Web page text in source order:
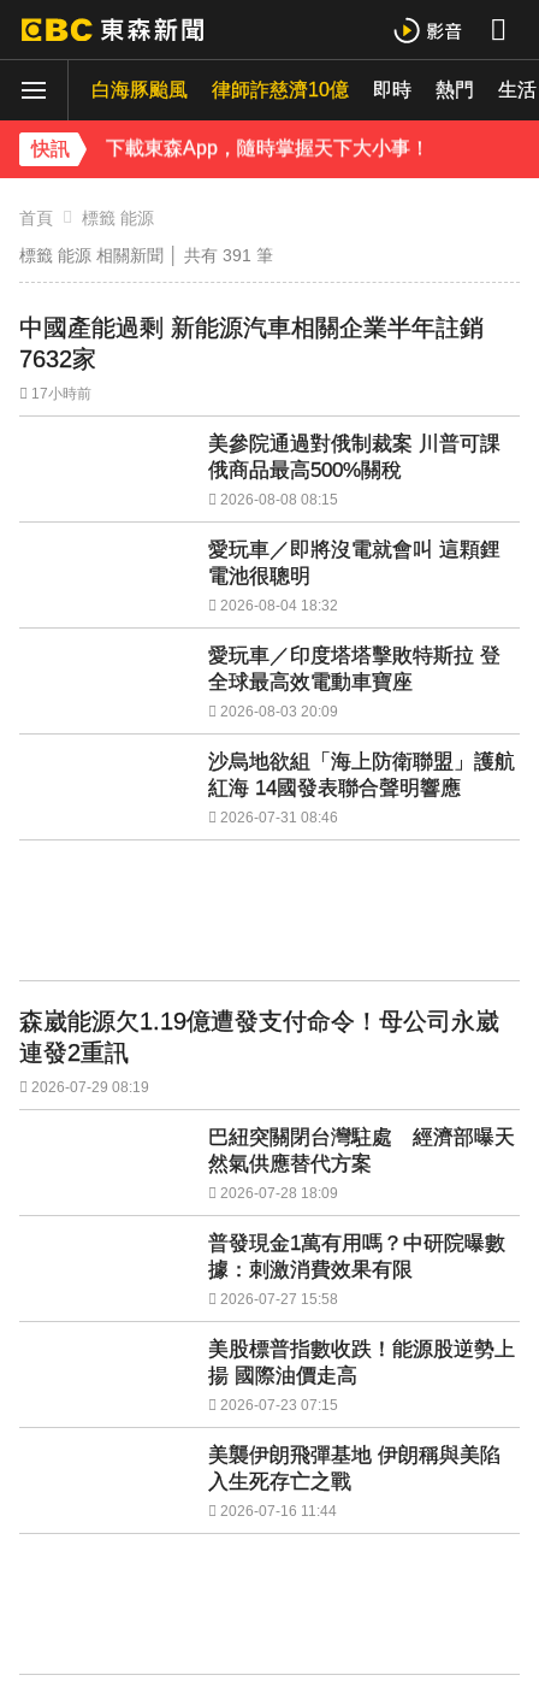
白海豚颱風 律師詐慈濟10億 即時 熱門 生活
快訊
下載東森App，隨時掌握天下大小事！
台玻夫人揭長子驟逝原因！兒媳譚以欣71字發聲反駁
下載東森App，隨時掌握天下大小事！
首頁
標籤 能源
標籤 能源 相關新聞 │ 共有 391 筆
中國產能過剩 新能源汽車相關企業半年註銷
7632家
17小時前
美參院通過對俄制裁案 川普可課
俄商品最高500%關稅
2026-08-08 08:15
愛玩車／即將沒電就會叫 這顆鋰
電池很聰明
2026-08-04 18:32
愛玩車／印度塔塔擊敗特斯拉 登
全球最高效電動車寶座
2026-08-03 20:09
沙烏地欲組「海上防衛聯盟」護航
紅海 14國發表聯合聲明響應
2026-07-31 08:46
森崴能源欠1.19億遭發支付命令！母公司永崴
連發2重訊
2026-07-29 08:19
巴紐突關閉台灣駐處 經濟部曝天
然氣供應替代方案
2026-07-28 18:09
普發現金1萬有用嗎？中研院曝數
據：刺激消費效果有限
2026-07-27 15:58
美股標普指數收跌！能源股逆勢上
揚 國際油價走高
2026-07-23 07:15
美襲伊朗飛彈基地 伊朗稱與美陷
入生死存亡之戰
2026-07-16 11:44